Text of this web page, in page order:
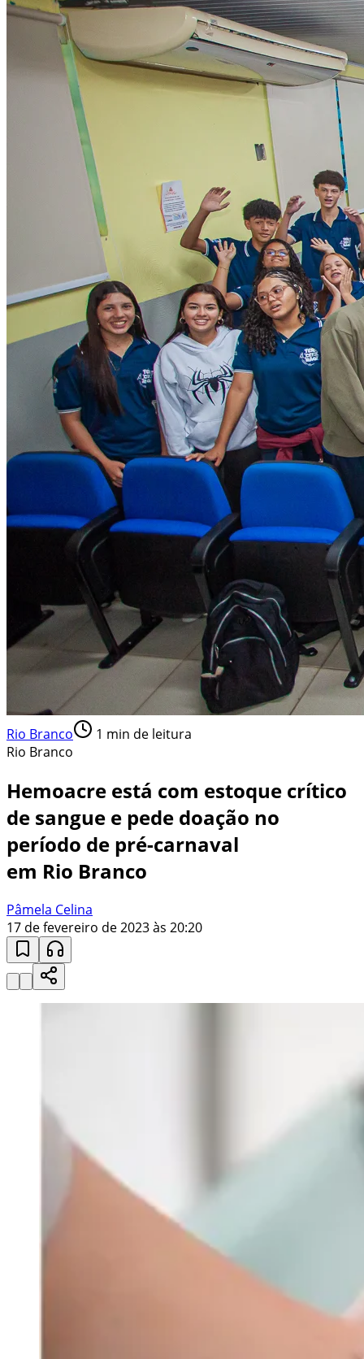
Rio Branco 1 min de leitura
Rio Branco
Hemoacre está com estoque crítico
de sangue e pede doação no
período de pré-carnaval
em Rio Branco
Pâmela Celina
17 de fevereiro de 2023 às 20:20